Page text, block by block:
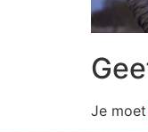
Je moet